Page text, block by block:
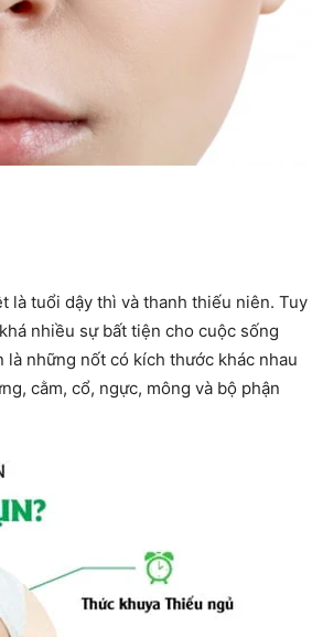
là tuổi dậy thì và thanh thiếu niên. Tuy
nhiều sự bất tiện cho cuộc sống
là những nốt có kích thước khác nhau
cằm, cổ, ngực, mông và bộ phận